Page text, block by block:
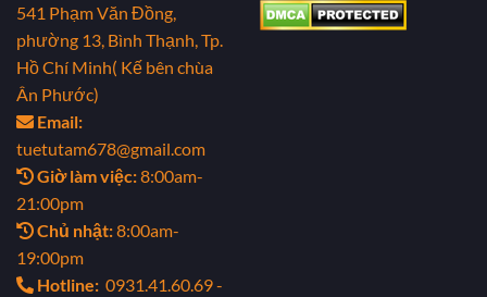
541 Phạm Văn Đồng,
phường 13, Bình Thạnh, Tp.
Hồ Chí Minh( Kế bên chùa
Ân Phước)
Email:
tuetutam678@gmail.com
Giờ làm việc:8:00am-
21:00pm
Chủ nhật:8:00am-
19:00pm
Hotline: 0931.41.60.69 -